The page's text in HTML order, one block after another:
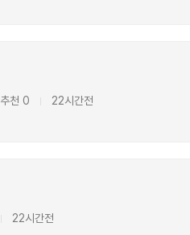
추천 0 22시간전
22시간전